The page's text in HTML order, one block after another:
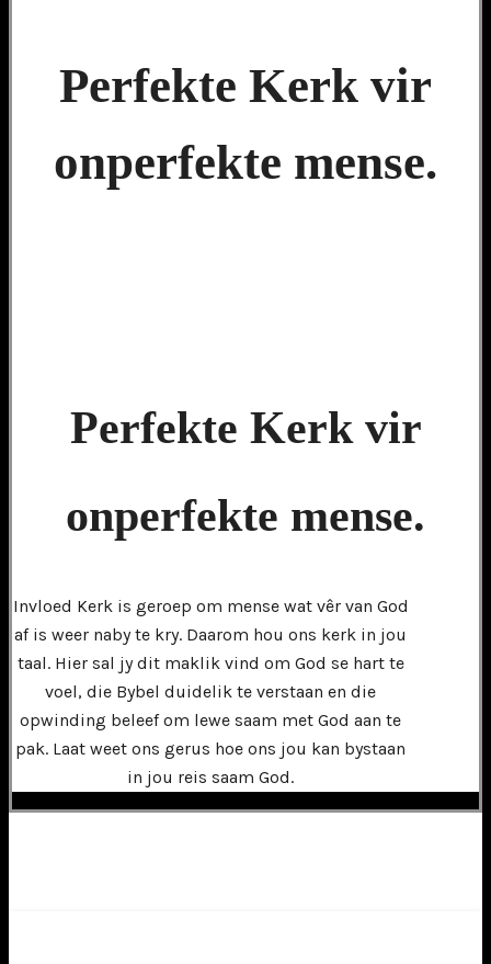
Perfekte Kerk vir
onperfekte mense.
Perfekte Kerk vir
onperfekte mense.
Invloed Kerk is geroep om mense wat vêr van God
af is weer naby te kry. Daarom hou ons kerk in jou
taal. Hier sal jy dit maklik vind om God se hart te
voel, die Bybel duidelik te verstaan en die
opwinding beleef om lewe saam met God aan te
pak. Laat weet ons gerus hoe ons jou kan bystaan
in jou reis saam God.